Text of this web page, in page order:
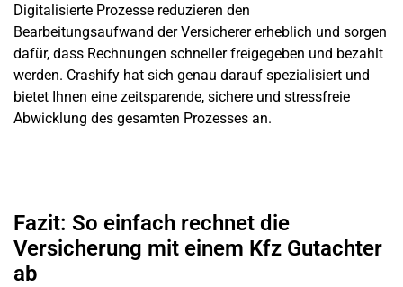
Digitalisierte Prozesse reduzieren den
Bearbeitungsaufwand der Versicherer erheblich und sorgen
dafür, dass Rechnungen schneller freigegeben und bezahlt
werden. Crashify hat sich genau darauf spezialisiert und
bietet Ihnen eine zeitsparende, sichere und stressfreie
Abwicklung des gesamten Prozesses an.
Fazit: So einfach rechnet die
Versicherung mit einem Kfz Gutachter
ab